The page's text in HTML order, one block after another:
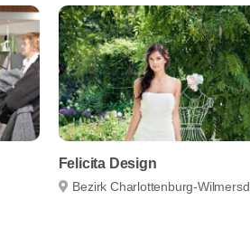
Felicita Design
Bezirk Charlottenburg-Wilmersdorf